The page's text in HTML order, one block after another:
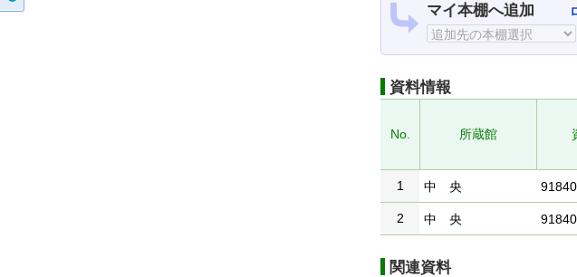
マイ本棚へ追加
資料情報
No. 所蔵館
1
中 央
2 中 央
関連資料